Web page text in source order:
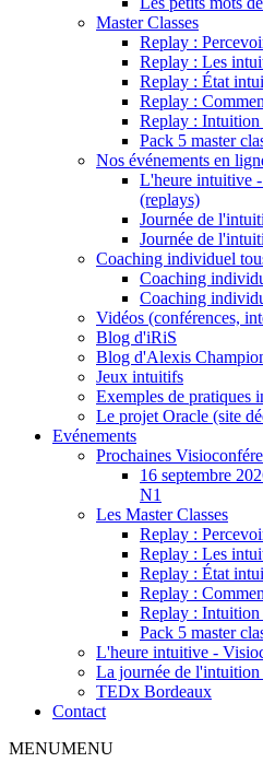
Master Classes
Replay :
Replay : Les
Replay : État
Replay :
Replay :
Pack 5 master
Nos événements en
L'heure intuitive
(replays)
Journée de
Journée de
Coaching individuel
Coaching
Coaching
Vidéos (conférences,
Blog d'iRiS
Blog d'Alexis
Jeux intuitifs
Exemples de pratiques
Le projet Oracle (site
Evénements
Prochaines
16 septembre
N1
Les Master Classes
Replay :
Replay : Les
Replay : État
Replay :
Replay :
Pack 5 master
L'heure intuitive -
La journée de l'intuition
TEDx Bordeaux
Contact
MENUMENU